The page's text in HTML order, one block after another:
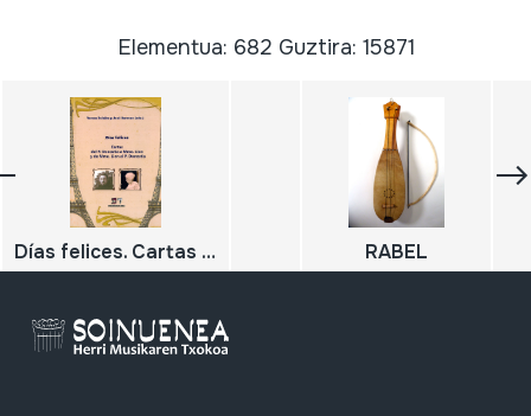
Elementua: 682 Guztira: 15871
Días felices. Cartas del P. Donostia a Mme. Lion y de Mme. Lion al P. Donostia RABEL